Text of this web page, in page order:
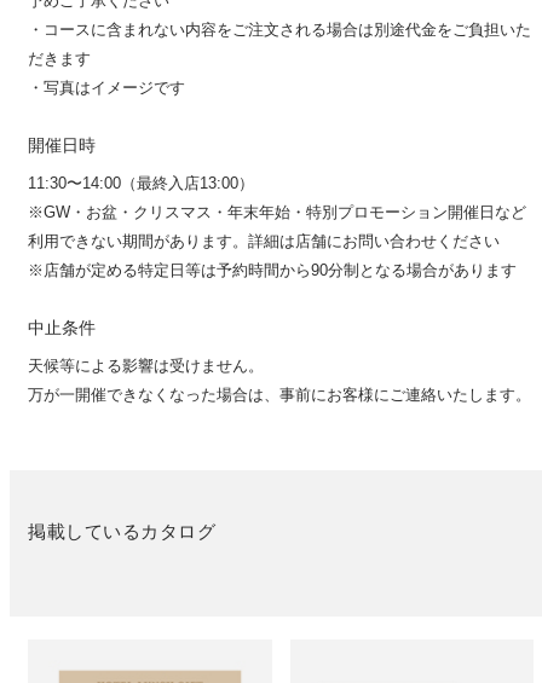
・コースに含まれない内容をご注文される場合は別途代金をご負担いた
だきます
・写真はイメージです
開催日時
11:30〜14:00（最終入店13:00）
※GW・お盆・クリスマス・年末年始・特別プロモーション開催日など
利用できない期間があります。詳細は店舗にお問い合わせください
※店舗が定める特定日等は予約時間から90分制となる場合があります
中止条件
天候等による影響は受けません。
万が一開催できなくなった場合は、事前にお客様にご連絡いたします。
掲載しているカタログ